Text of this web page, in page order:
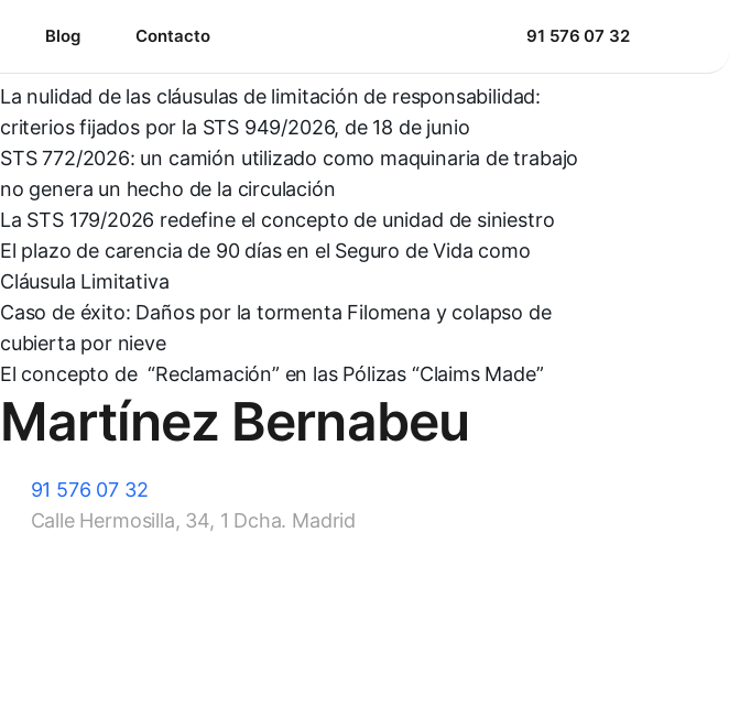
Blog Contacto 91 576 07 32
Más noticias
La nulidad de las cláusulas de limitación de responsabilidad:
criterios fijados por la STS 949/2026, de 18 de junio
STS 772/2026: un camión utilizado como maquinaria de trabajo
no genera un hecho de la circulación
La STS 179/2026 redefine el concepto de unidad de siniestro
El plazo de carencia de 90 días en el Seguro de Vida como
Cláusula Limitativa
Caso de éxito: Daños por la tormenta Filomena y colapso de
cubierta por nieve
El concepto de “Reclamación” en las Pólizas “Claims Made”
Martínez Bernabeu
91 576 07 32
Calle Hermosilla, 34, 1 Dcha. Madrid